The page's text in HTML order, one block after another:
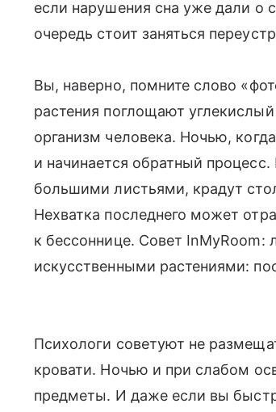
если нарушения сна уже дали о
очередь стоит заняться
Вы, наверно, помните слово
растения поглощают
организм человека. Ночью,
и начинается обратный
большими листьями, крадут
Нехватка последнего может
к бессоннице. Cовет
искусственными растениями:
Психологи советуют не
кровати. Ночью и при слабом
предметы. И даже если вы